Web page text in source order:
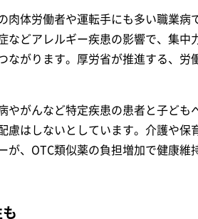
肉体労働者や運転手にも多い職業病
などアレルギー疾患の影響で、集中
ながります。厚労省が推進する、労
やがんなど特定疾患の患者と子ども
慮はしないとしています。介護や保
が、OTC類似薬の負担増加で健康